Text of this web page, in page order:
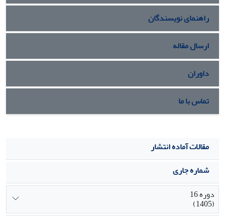
راهنمای نویسندگان
ارسال مقاله
داوران
تماس با ما
مقالات آماده انتشار
شماره جاری
دوره 16
(1405)